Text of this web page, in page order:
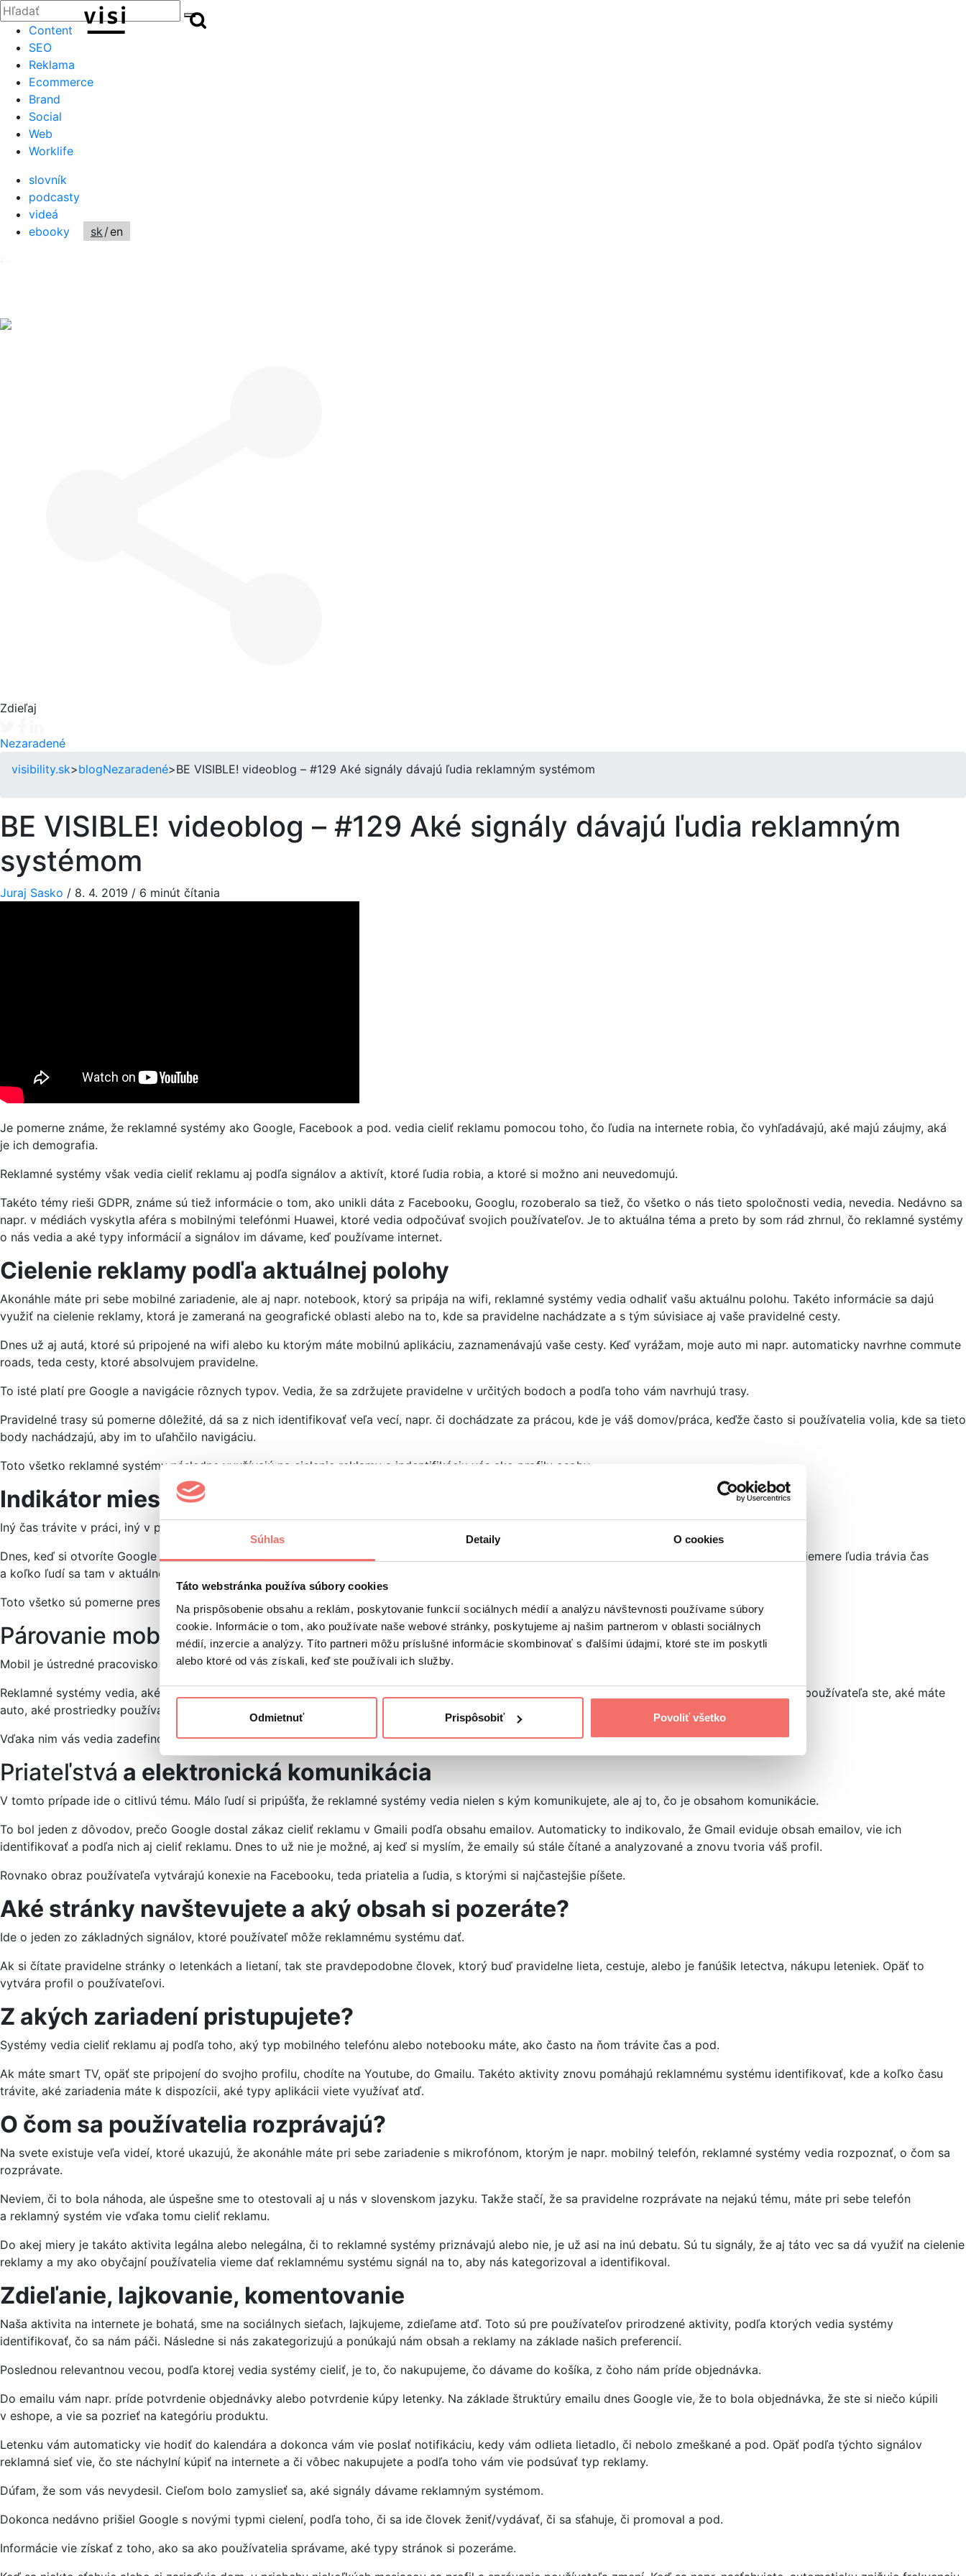
Súhlas Detaily O cookies
Táto webstránka používa súbory cookies
Na prispôsobenie obsahu a reklám, poskytovanie funkcií sociálnych médií a analýzu návštevnosti používame súbory
cookie. Informácie o tom, ako používate naše webové stránky, poskytujeme aj našim partnerom v oblasti sociálnych
médií, inzercie a analýzy. Títo partneri môžu príslušné informácie skombinovať s ďalšími údajmi, ktoré ste im poskytli
alebo ktoré od vás získali, keď ste používali ich služby.
Odmietnuť Prispôsobiť Povoliť všetko
Zatvoriť
Hľadať:
Hľadať
Content
SEO
Reklama
Ecommerce
Brand
Social
Web
Worklife
slovník
podcasty
videá
ebooky
sk/en
Zdieľaj
Nezaradené
visibility.sk>blogNezaradené>BE VISIBLE! videoblog – #129 Aké signály dávajú ľudia reklamným systémom
BE VISIBLE! videoblog – #129 Aké signály dávajú ľudia reklamným
systémom
Juraj Sasko / 8. 4. 2019 / 6 minút čítania
Je pomerne známe, že reklamné systémy ako Google, Facebook a pod. vedia cieliť reklamu pomocou toho, čo ľudia na internete robia, čo vyhľadávajú, aké majú záujmy, aká
je ich demografia.
Reklamné systémy však vedia cieliť reklamu aj podľa signálov a aktivít, ktoré ľudia robia, a ktoré si možno ani neuvedomujú.
Takéto témy rieši GDPR, známe sú tiež informácie o tom, ako unikli dáta z Facebooku, Googlu, rozoberalo sa tiež, čo všetko o nás tieto spoločnosti vedia, nevedia. Nedávno sa
napr. v médiách vyskytla aféra s mobilnými telefónmi Huawei, ktoré vedia odpočúvať svojich používateľov. Je to aktuálna téma a preto by som rád zhrnul, čo reklamné systémy
o nás vedia a aké typy informácií a signálov im dávame, keď používame internet.
Cielenie reklamy podľa aktuálnej polohy
Akonáhle máte pri sebe mobilné zariadenie, ale aj napr. notebook, ktorý sa pripája na wifi, reklamné systémy vedia odhaliť vašu aktuálnu polohu. Takéto informácie sa dajú
využiť na cielenie reklamy, ktorá je zameraná na geografické oblasti alebo na to, kde sa pravidelne nachádzate a s tým súvisiace aj vaše pravidelné cesty.
Dnes už aj autá, ktoré sú pripojené na wifi alebo ku ktorým máte mobilnú aplikáciu, zaznamenávajú vaše cesty. Keď vyrážam, moje auto mi napr. automaticky navrhne commute
roads, teda cesty, ktoré absolvujem pravidelne.
To isté platí pre Google a navigácie rôznych typov. Vedia, že sa zdržujete pravidelne v určitých bodoch a podľa toho vám navrhujú trasy.
Pravidelné trasy sú pomerne dôležité, dá sa z nich identifikovať veľa vecí, napr. či dochádzate za prácou, kde je váš domov/práca, keďže často si používatelia volia, kde sa tieto
body nachádzajú, aby im to uľahčilo navigáciu.
Toto všetko reklamné systémy následne využívajú na cielenie reklamy a indentifikáciu vás ako profilu osoby.
Indikátor miesta a času
Iný čas trávite v práci, iný v posilke, iný čas v nákupnom centre, divadle, kine atď.
Dnes, keď si otvoríte Google vyhľadávanie a zadáte si typ miesta, napr. obchod, reštauráciu a pod., Google vám sám identifikuje, ako dlho tam v priemere ľudia trávia čas
a koľko ľudí sa tam v aktuálnom momente nachádza.
Toto všetko sú pomerne presné dáta kalkulované v reálnom čase. Tieto informácie systémy vedia aj o vás ako o individuálnom používateľovi.
Párovanie mobilu s inými zariadeniami
Mobil je ústredné pracovisko človeka. Máte ho spárovaný s autom, doma s televíziou, možností je veľa.
Reklamné systémy vedia, aké auto máte, akú máte televíziu, s čím všetkým si mobil párujete. Ide o dodatočné signály, ktoré im napovedia, aký typ používateľa ste, aké máte
auto, aké prostriedky používate, či kamery, bluetooth reproduktory a pod.
Vďaka nim vás vedia zadefinovať do cenovej kategórie a ešte bližšie na vás zacieliť reklamu.
Priateľstvá a elektronická komunikácia
V tomto prípade ide o citlivú tému. Málo ľudí si pripúšťa, že reklamné systémy vedia nielen s kým komunikujete, ale aj to, čo je obsahom komunikácie.
To bol jeden z dôvodov, prečo Google dostal zákaz cieliť reklamu v Gmaili podľa obsahu emailov. Automaticky to indikovalo, že Gmail eviduje obsah emailov, vie ich
identifikovať a podľa nich aj cieliť reklamu. Dnes to už nie je možné, aj keď si myslím, že emaily sú stále čítané a analyzované a znovu tvoria váš profil.
Rovnako obraz používateľa vytvárajú konexie na Facebooku, teda priatelia a ľudia, s ktorými si najčastejšie píšete.
Aké stránky navštevujete a aký obsah si pozeráte?
Ide o jeden zo základných signálov, ktoré používateľ môže reklamnému systému dať.
Ak si čítate pravidelne stránky o letenkách a lietaní, tak ste pravdepodobne človek, ktorý buď pravidelne lieta, cestuje, alebo je fanúšik letectva, nákupu leteniek. Opäť to
vytvára profil o používateľovi.
Z akých zariadení pristupujete?
Systémy vedia cieliť reklamu aj podľa toho, aký typ mobilného telefónu alebo notebooku máte, ako často na ňom trávite čas a pod.
Ak máte smart TV, opäť ste pripojení do svojho profilu, chodíte na Youtube, do Gmailu. Takéto aktivity znovu pomáhajú reklamnému systému identifikovať, kde a koľko času
trávite, aké zariadenia máte k dispozícii, aké typy aplikácii viete využívať atď.
O čom sa používatelia rozprávajú?
Na svete existuje veľa videí, ktoré ukazujú, že akonáhle máte pri sebe zariadenie s mikrofónom, ktorým je napr. mobilný telefón, reklamné systémy vedia rozpoznať, o čom sa
rozprávate.
Neviem, či to bola náhoda, ale úspešne sme to otestovali aj u nás v slovenskom jazyku. Takže stačí, že sa pravidelne rozprávate na nejakú tému, máte pri sebe telefón
a reklamný systém vie vďaka tomu cieliť reklamu.
Do akej miery je takáto aktivita legálna alebo nelegálna, či to reklamné systémy priznávajú alebo nie, je už asi na inú debatu. Sú tu signály, že aj táto vec sa dá využiť na cielenie
reklamy a my ako obyčajní používatelia vieme dať reklamnému systému signál na to, aby nás kategorizoval a identifikoval.
Zdieľanie, lajkovanie, komentovanie
Naša aktivita na internete je bohatá, sme na sociálnych sieťach, lajkujeme, zdieľame atď. Toto sú pre používateľov prirodzené aktivity, podľa ktorých vedia systémy
identifikovať, čo sa nám páči. Následne si nás zakategorizujú a ponúkajú nám obsah a reklamy na základe našich preferencií.
Poslednou relevantnou vecou, podľa ktorej vedia systémy cieliť, je to, čo nakupujeme, čo dávame do košíka, z čoho nám príde objednávka.
Do emailu vám napr. príde potvrdenie objednávky alebo potvrdenie kúpy letenky. Na základe štruktúry emailu dnes Google vie, že to bola objednávka, že ste si niečo kúpili
v eshope, a vie sa pozrieť na kategóriu produktu.
Letenku vám automaticky vie hodiť do kalendára a dokonca vám vie poslať notifikáciu, kedy vám odlieta lietadlo, či nebolo zmeškané a pod. Opäť podľa týchto signálov
reklamná sieť vie, čo ste náchylní kúpiť na internete a či vôbec nakupujete a podľa toho vám vie podsúvať typ reklamy.
Dúfam, že som vás nevydesil. Cieľom bolo zamyslieť sa, aké signály dávame reklamným systémom.
Dokonca nedávno prišiel Google s novými typmi cielení, podľa toho, či sa ide človek ženiť/vydávať, či sa sťahuje, či promoval a pod.
Informácie vie získať z toho, ako sa ako používatelia správame, aké typy stránok si pozeráme.